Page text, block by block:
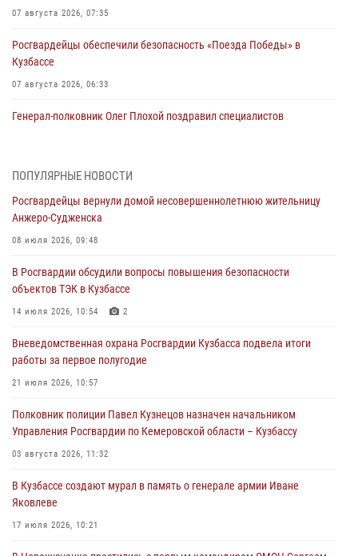
07 августа 2026, 07:35
Росгвардейцы обеспечили безопасность «Поезда Победы» в
Кузбассе
07 августа 2026, 06:33
Генерал-полковник Олег Плохой поздравил специалистов
07 августа 2026, 05:32
С 1 сентября 2026 года вступает в силу новый федеральный закон о
частной охранной деятельности
06 августа 2026, 10:19
Росгвардейцы задержали предполагаемого виновника причинения
ножевого ранения кемеровчанину
06 августа 2026, 09:18
Росгвардейцы задержали мужчину, повредившего имущество
горожанки
06 августа 2026, 08:17
Росгвардейцы пресекли противоправные действия и защитили
новокузнечанку от агрессивного знакомого
06 августа 2026, 07:16
ПОПУЛЯРНЫЕ НОВОСТИ
Росгвардейцы вернули домой несовершеннолетнюю жительницу
Анжеро-Судженска
08 июля 2026, 09:48
В Росгвардии обсудили вопросы повышения безопасности
объектов ТЭК в Кузбассе
14 июля 2026, 10:54 2
Вневедомственная охрана Росгвардии Кузбасса подвела итоги
работы за первое полугодие
21 июля 2026, 10:57
Полковник полиции Павел Кузнецов назначен начальником
Управления Росгвардии по Кемеровской области – Кузбассу
03 августа 2026, 11:32
В Кузбассе создают мурал в память о генерале армии Иване
Яковлеве
17 июля 2026, 10:21